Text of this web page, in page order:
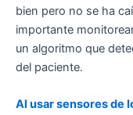
bien pero no se ha
importante
un algoritmo que
del paciente.
Al usar sensores de